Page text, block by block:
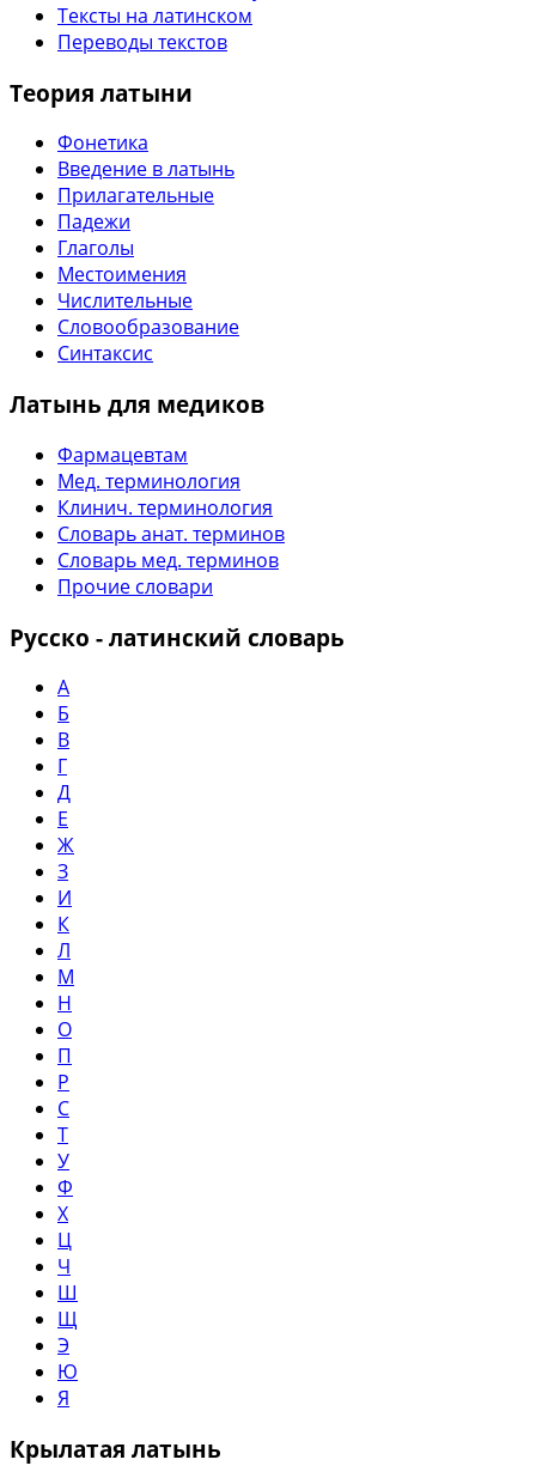
Тексты на латинском
Переводы текстов
Теория латыни
Фонетика
Введение в латынь
Прилагательные
Падежи
Глаголы
Местоимения
Числительные
Словообразование
Синтаксис
Латынь для медиков
Фармацевтам
Мед. терминология
Клинич. терминология
Словарь анат. терминов
Словарь мед. терминов
Прочие словари
Русско - латинский словарь
А
Б
В
Г
Д
Е
Ж
З
И
К
Л
М
Н
О
П
Р
С
Т
У
Ф
Х
Ц
Ч
Ш
Щ
Э
Ю
Я
Крылатая латынь